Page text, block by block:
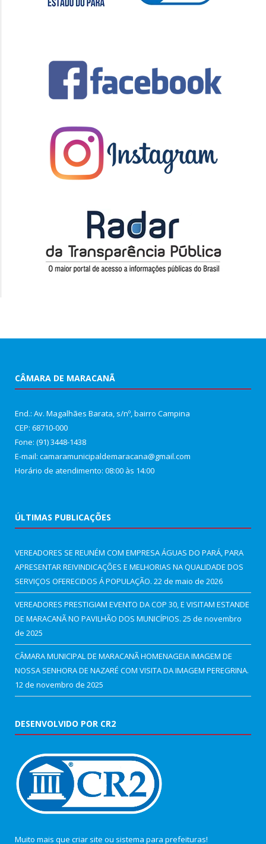
CÂMARA DE MARACANÃ
End.: Av. Magalhães Barata, s/nº, bairro Campina
CEP: 68710-000
Fone: (91) 3448-1438
E-mail: camaramunicipaldemaracana@gmail.com
Horário de atendimento: 08:00 às 14:00
ÚLTIMAS PUBLICAÇÕES
VEREADORES SE REUNÉM COM EMPRESA ÁGUAS DO PARÁ, PARA
APRESENTAR REIVINDICAÇÕES E MELHORIAS NA QUALIDADE DOS
SERVIÇOS OFERECIDOS Á POPULAÇÃO. 22 de maio de 2026
VEREADORES PRESTIGIAM EVENTO DA COP 30, E VISITAM ESTANDE
DE MARACANÃ NO PAVILHÃO DOS MUNICÍPIOS. 25 de novembro
de 2025
CÂMARA MUNICIPAL DE MARACANÃ HOMENAGEIA IMAGEM DE
NOSSA SENHORA DE NAZARÉ COM VISITA DA IMAGEM PEREGRINA.
12 de novembro de 2025
DESENVOLVIDO POR CR2
Muito mais que criar site ou sistema para prefeituras!